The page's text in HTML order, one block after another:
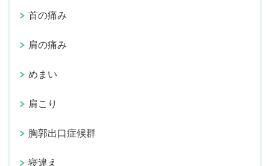
首の痛み
肩の痛み
めまい
肩こり
胸郭出口症候群
寝違え